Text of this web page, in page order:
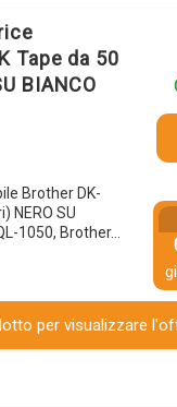
Tape da 50
BIANCO
Brother DK-
NERO SU
1050, Brother…
per visualizzare